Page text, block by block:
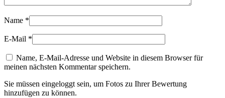
Name *
E-Mail *
Name, E-Mail-Adresse und Website in diesem Browser für
meinen nächsten Kommentar speichern.
Sie müssen eingeloggt sein, um Fotos zu Ihrer Bewertung
hinzufügen zu können.